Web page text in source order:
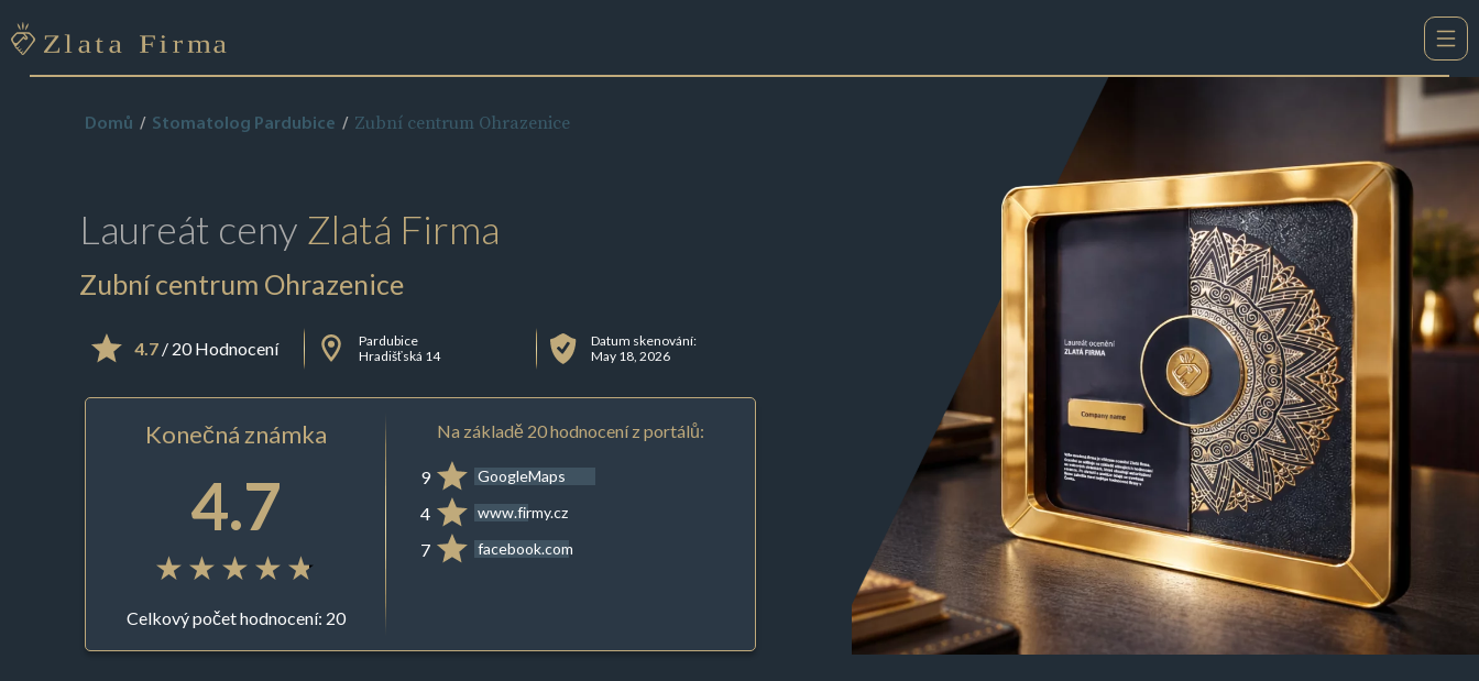
Domů Stomatolog Pardubice Zubní centrum Ohrazenice
Laureát ceny Zlatá Firma
Zubní centrum Ohrazenice
4.7/ 20 Hodnocení
Pardubice
Hradišťská 14
Datum skenování:
May 18, 2026
Konečná známka
4.7
Celkový počet hodnocení: 20
Na základě 20 hodnocení z portálů:
9 GoogleMaps
4 www.firmy.cz
7 facebook.com